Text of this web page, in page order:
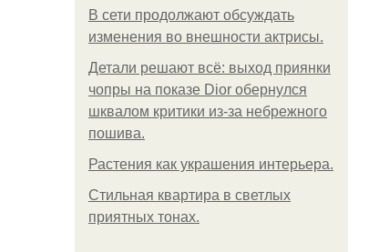
В сети продолжают обсуждать
изменения во внешности актрисы.
Детали решают всё: выход приянки
чопры на показе Dior обернулся
шквалом критики из-за небрежного
пошива.
Растения как украшения интерьера.
Стильная квартира в светлых
приятных тонах.